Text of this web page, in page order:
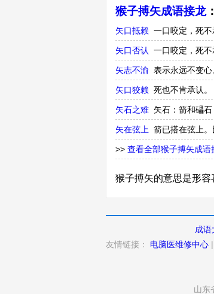
猴子搏矢成语接龙：
矢口抵赖 一口咬定，死不
矢口否认 一口咬定，死不
矢志不渝 表示永远不变心
矢口狡赖 死也不肯承认。
矢石之难 矢石：箭和礧
矢在弦上 箭已搭在弦上。
>> 查看全部猴子搏矢成语
猴子搏矢的意思是形容
成语
友情链接：
电脑医维修中心 |
山东